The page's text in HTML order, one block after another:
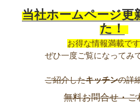
当社ホームページ更
た！
お得な情報満載です
ぜひ一度ご覧になってみ
ご紹介したキッチンの詳
無料お問合せ・ご